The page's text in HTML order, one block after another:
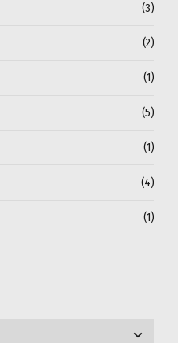
(3)
(2)
(1)
(5)
(1)
(4)
(1)